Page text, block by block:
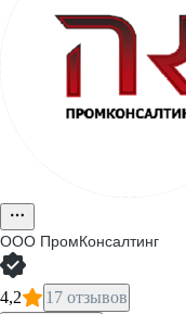
ООО ПромКонсалтинг
4,2 17 отзывов